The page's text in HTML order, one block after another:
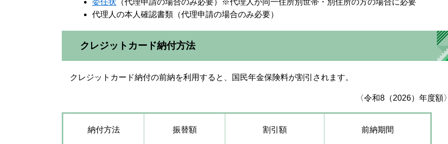
代理人の本人確認書類（代理申請の場合のみ必要）
クレジットカード納付方法
クレジットカード納付の前納を利用すると、国民年金保険料が割引されます。
〈令和8（2026）年度額〉
納付方法 振替額 割引額 前納期間